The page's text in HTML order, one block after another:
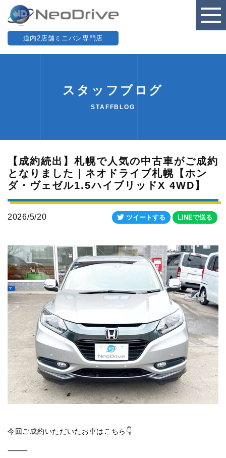
道内2店舗ミニバン専門店
スタッフブログ
STAFFBLOG
【成約続出】札幌で人気の中古車がご成約
となりました｜ネオドライブ札幌【ホン
ダ・ヴェゼル1.5ハイブリッドX 4WD】
2026/5/20 ツイートする LINEで送る
今回ご成約いただいたお車はこちら👇
⸻